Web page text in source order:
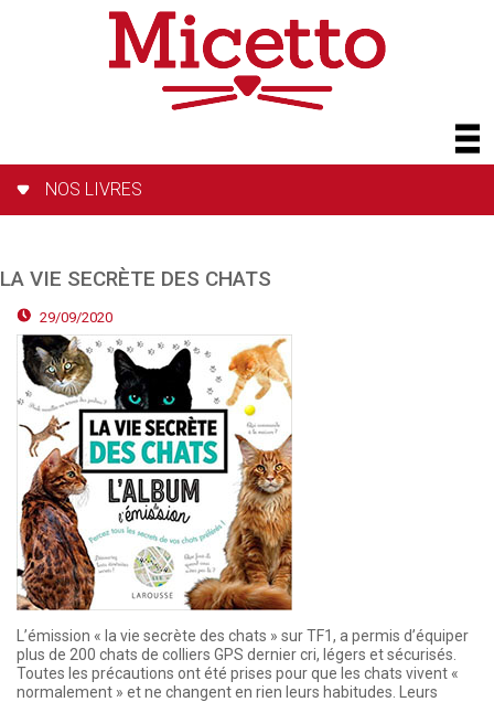
NOS LIVRES
LA VIE SECRÈTE DES CHATS
29/09/2020
L’émission « la vie secrète des chats » sur TF1, a permis d’équiper
plus de 200 chats de colliers GPS dernier cri, légers et sécurisés.
Toutes les précautions ont été prises pour que les chats vivent «
normalement » et ne changent en rien leurs habitudes. Leurs